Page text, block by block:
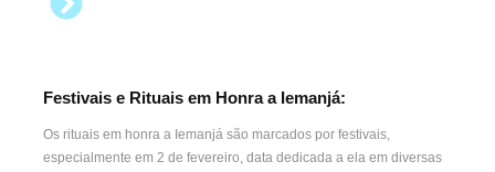
Festivais e Rituais em Honra a Iemanjá:
Os rituais em honra a Iemanjá são marcados por festivais,
especialmente em 2 de fevereiro, data dedicada a ela em diversas